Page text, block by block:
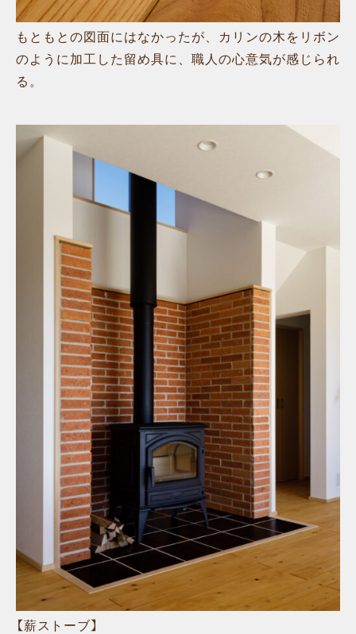
もともとの図面にはなかったが、カリンの木をリボン
のように加工した留め具に、職人の心意気が感じられ
る。
【薪ストーブ】